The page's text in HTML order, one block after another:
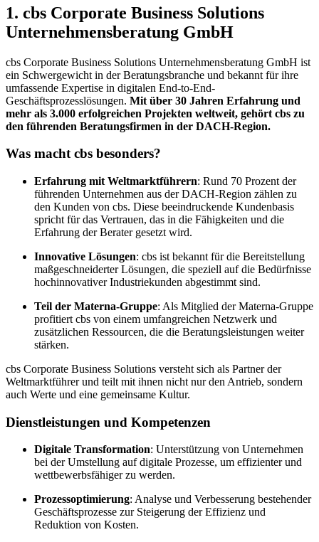
1. cbs Corporate Business Solutions
Unternehmensberatung GmbH
cbs Corporate Business Solutions Unternehmensberatung GmbH ist
ein Schwergewicht in der Beratungsbranche und bekannt für ihre
umfassende Expertise in digitalen End-to-End-
Geschäftsprozesslösungen. Mit über 30 Jahren Erfahrung und
mehr als 3.000 erfolgreichen Projekten weltweit, gehört cbs zu
den führenden Beratungsfirmen in der DACH-Region.
Was macht cbs besonders?
Erfahrung mit Weltmarktführern: Rund 70 Prozent der
führenden Unternehmen aus der DACH-Region zählen zu
den Kunden von cbs. Diese beeindruckende Kundenbasis
spricht für das Vertrauen, das in die Fähigkeiten und die
Erfahrung der Berater gesetzt wird.
Innovative Lösungen: cbs ist bekannt für die Bereitstellung
maßgeschneiderter Lösungen, die speziell auf die Bedürfnisse
hochinnovativer Industriekunden abgestimmt sind.
Teil der Materna-Gruppe: Als Mitglied der Materna-Gruppe
profitiert cbs von einem umfangreichen Netzwerk und
zusätzlichen Ressourcen, die die Beratungsleistungen weiter
stärken.
cbs Corporate Business Solutions versteht sich als Partner der
Weltmarktführer und teilt mit ihnen nicht nur den Antrieb, sondern
auch Werte und eine gemeinsame Kultur.
Dienstleistungen und Kompetenzen
Digitale Transformation: Unterstützung von Unternehmen
bei der Umstellung auf digitale Prozesse, um effizienter und
wettbewerbsfähiger zu werden.
Prozessoptimierung: Analyse und Verbesserung bestehender
Geschäftsprozesse zur Steigerung der Effizienz und
Reduktion von Kosten.